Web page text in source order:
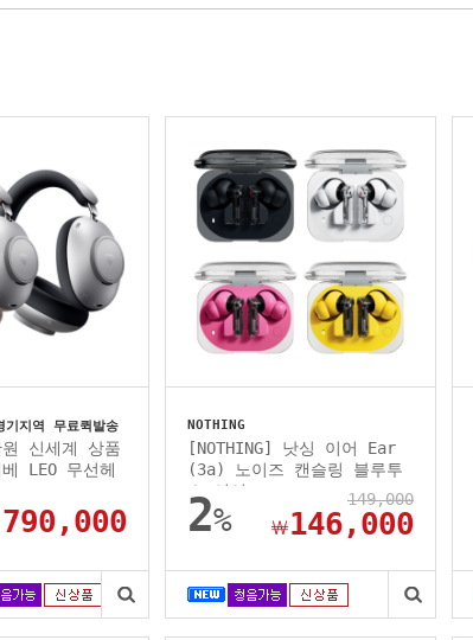
지역 무료퀵발송
신세계 상품
LEO 무선헤
NOTHING
[NOTHING] 낫싱 이어 Ear
(3a) 노이즈 캔슬링 블루투
스 이어...
2%
149,000
￦146,000